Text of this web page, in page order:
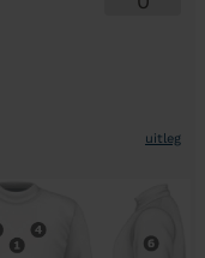
uitleg